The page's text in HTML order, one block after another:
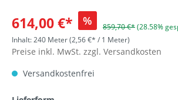
614,00 €* % 859,70 €*(28.58%
Inhalt:240 Meter(2,56 €* / 1 Meter)
Preise inkl. MwSt. zzgl. Versandkosten
Versandkostenfrei